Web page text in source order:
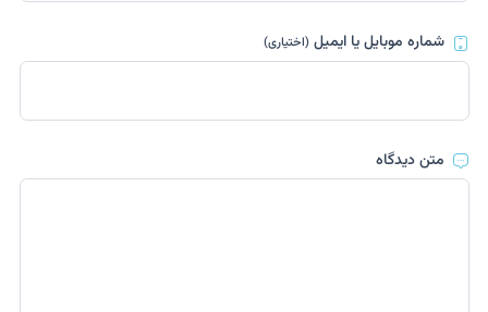
شماره موبایل یا ایمیل(اختیاری)
متن دیدگاه